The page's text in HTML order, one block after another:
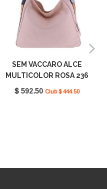
SEM VACCARO ALCE
MULTICOLOR ROSA 236
$ 592.50 Club $ 444.50